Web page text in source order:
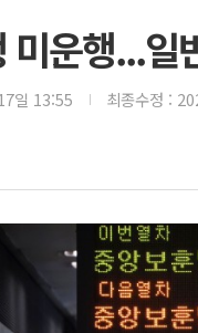
미운행...일
일 13:55 최종수정 :